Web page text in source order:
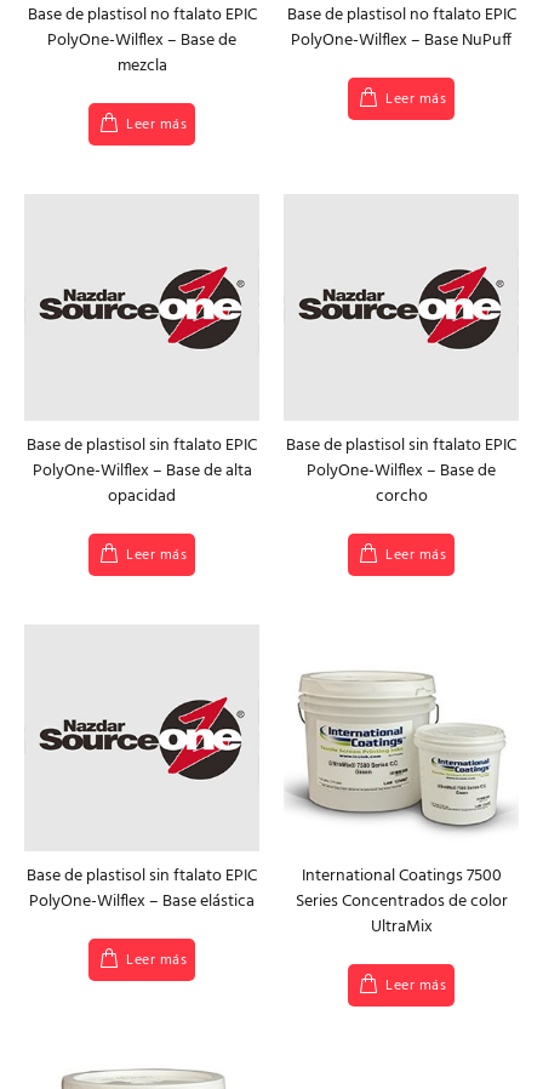
Base de plastisol no ftalato EPIC
PolyOne-Wilflex – Base de
mezcla
Leer más
Base de plastisol no ftalato EPIC
PolyOne-Wilflex – Base NuPuff
Leer más
Base de plastisol sin ftalato EPIC
PolyOne-Wilflex – Base de alta
opacidad
Leer más
Base de plastisol sin ftalato EPIC
PolyOne-Wilflex – Base de
corcho
Leer más
Base de plastisol sin ftalato EPIC
PolyOne-Wilflex – Base elástica
Leer más
International Coatings 7500
Series Concentrados de color
UltraMix
Leer más